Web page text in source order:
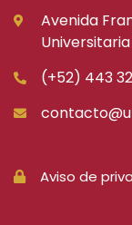
Avenida
(+52) 443
Aviso de